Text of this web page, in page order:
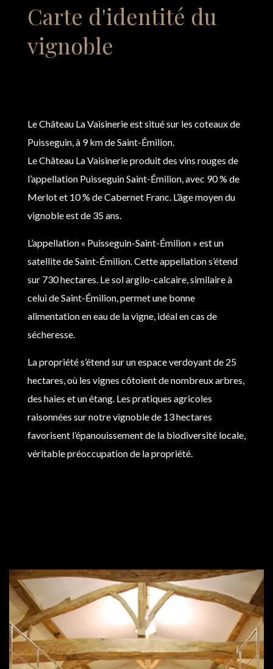
Carte d'identité du
vignoble
Le Château La Vaisinerie est situé sur les coteaux de
Puisseguin, à 9 km de Saint-Émilion.
Le Château La Vaisinerie produit des vins rouges de
l’appellation Puisseguin Saint-Émilion, avec 90 % de
Merlot et 10 % de Cabernet Franc. L’âge moyen du
vignoble est de 35 ans.
L’appellation « Puisseguin-Saint-Émilion » est un
satellite de Saint-Émilion. Cette appellation s’étend
sur 730 hectares. Le sol argilo-calcaire, similaire à
celui de Saint-Émilion, permet une bonne
alimentation en eau de la vigne, idéal en cas de
sécheresse.
La propriété s’étend sur un espace verdoyant de 25
hectares, où les vignes côtoient de nombreux arbres,
des haies et un étang. Les pratiques agricoles
raisonnées sur notre vignoble de 13 hectares
favorisent l’épanouissement de la biodiversité locale,
véritable préoccupation de la propriété.